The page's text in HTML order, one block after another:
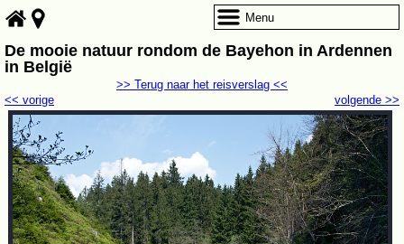
De mooie natuur rondom de Bayehon in Ardennen
in België
volgende >>
<< vorige
>> Terug naar het reisverslag <<
Menu